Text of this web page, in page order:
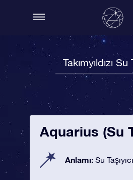
Takımyıldızı Su
Aquarius (Su
Anlamı: Su Taşıyıcı